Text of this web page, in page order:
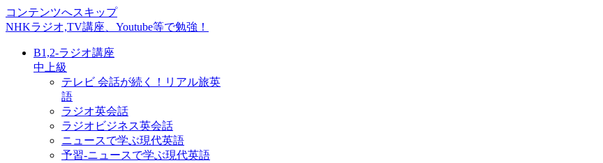
コンテンツへスキップ
NHKラジオ,TV講座、Youtube等で勉強！
B1,2-ラジオ講座
中上級
テレビ 会話が続く！リアル旅英
語
ラジオ英会話
ラジオビジネス英会話
ニュースで学ぶ現代英語
予習-ニュースで学ぶ現代英語